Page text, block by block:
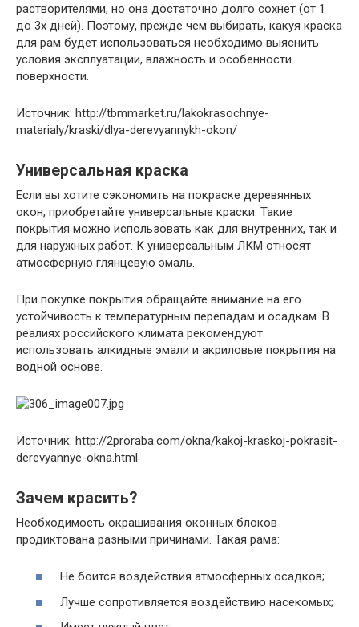
растворителями, но она достаточно долго сохнет (от 1
до 3х дней). Поэтому, прежде чем выбирать, какуя краска
для рам будет использоваться необходимо выяснить
условия эксплуатации, влажность и особенности
поверхности.
Источник: http://tbmmarket.ru/lakokrasochnye-
materialy/kraski/dlya-derevyannykh-okon/
Универсальная краска
Если вы хотите сэкономить на покраске деревянных
окон, приобретайте универсальные краски. Такие
покрытия можно использовать как для внутренних, так и
для наружных работ. К универсальным ЛКМ относят
атмосферную глянцевую эмаль.
При покупке покрытия обращайте внимание на его
устойчивость к температурным перепадам и осадкам. В
реалиях российского климата рекомендуют
использовать алкидные эмали и акриловые покрытия на
водной основе.
Источник: http://2proraba.com/okna/kakoj-kraskoj-pokrasit-
derevyannye-okna.html
Зачем красить?
Необходимость окрашивания оконных блоков
продиктована разными причинами. Такая рама:
Не боится воздействия атмосферных осадков;
Лучше сопротивляется воздействию насекомых;